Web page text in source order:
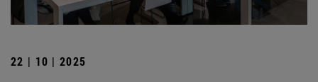
22 | 10 | 2025